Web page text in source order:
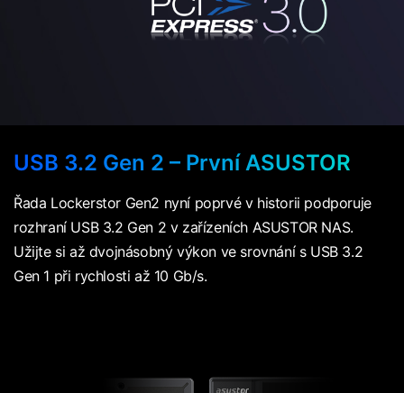
USB 3.2 Gen 2 – První ASUSTOR
Řada Lockerstor Gen2 nyní poprvé v historii podporuje
rozhraní USB 3.2 Gen 2 v zařízeních ASUSTOR NAS.
Užijte si až dvojnásobný výkon ve srovnání s USB 3.2
Gen 1 při rychlosti až 10 Gb/s.